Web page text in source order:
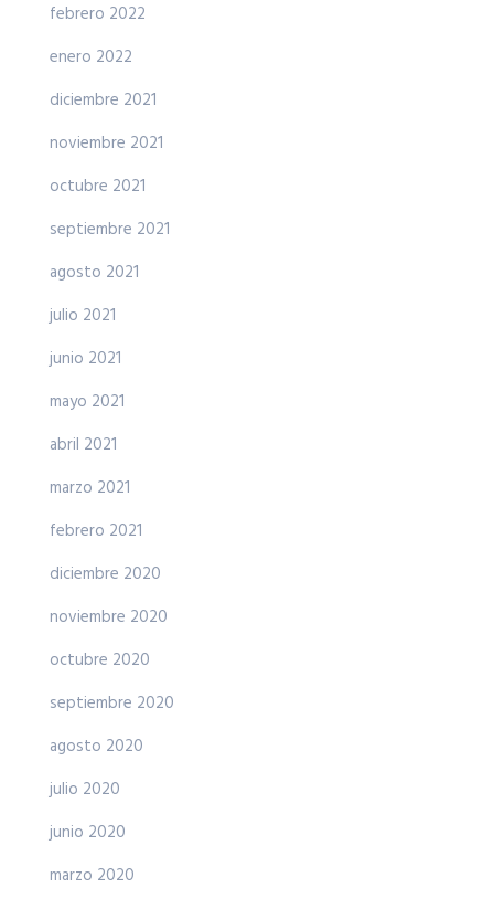
febrero 2022
enero 2022
diciembre 2021
noviembre 2021
octubre 2021
septiembre 2021
agosto 2021
julio 2021
junio 2021
mayo 2021
abril 2021
marzo 2021
febrero 2021
diciembre 2020
noviembre 2020
octubre 2020
septiembre 2020
agosto 2020
julio 2020
junio 2020
marzo 2020